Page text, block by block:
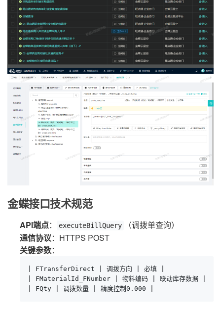
金蝶接口技术规范
API端点： executeBillQuery
（调拨单查询）
通信协议：HTTPS POST
关键参数：
| FTransferDirect | 调拨方向 | 必填 |
| FMaterialId_FNumber | 物料编码 | 联动库存数据 |
| FQty | 调拨数量 | 精度控制0.000 |